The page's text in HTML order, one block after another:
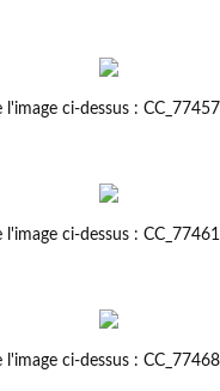
l'image ci-dessus :
l'image ci-dessus :
l'image ci-dessus :